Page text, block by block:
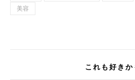
美容
これも好きか